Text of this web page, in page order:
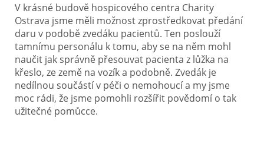
V krásné budově hospicového centra Charity
Ostrava jsme měli možnost zprostředkovat předání
daru v podobě zvedáku pacientů. Ten poslouží
tamnímu personálu k tomu, aby se na něm mohl
naučit jak správně přesouvat pacienta z lůžka na
křeslo, ze země na vozík a podobně. Zvedák je
nedílnou součástí v péči o nemohoucí a my jsme
moc rádi, že jsme pomohli rozšířit povědomí o tak
užitečné pomůcce.